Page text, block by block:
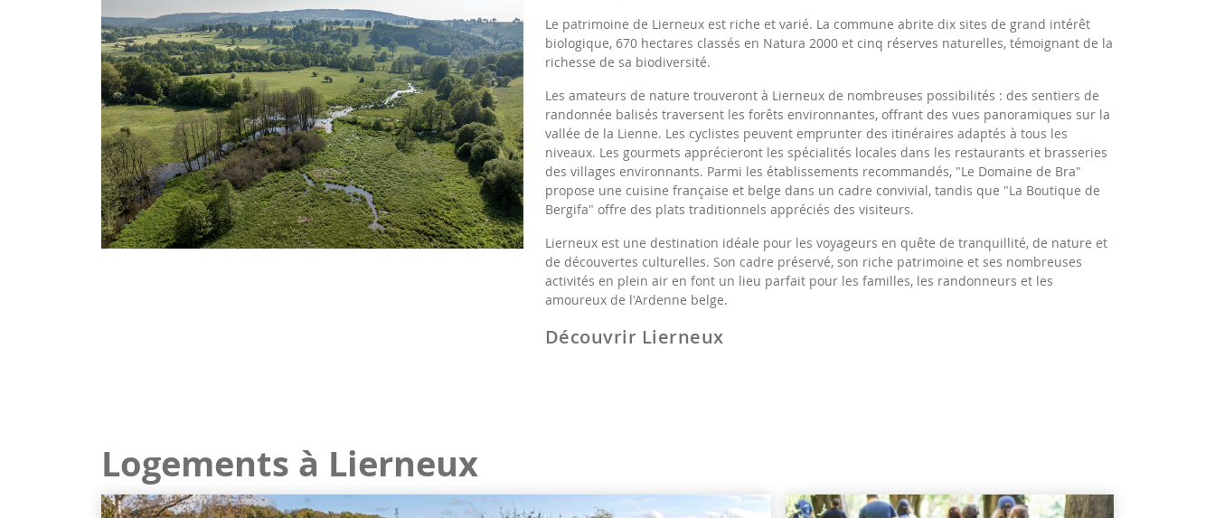
Le patrimoine de Lierneux est riche et varié. La commune abrite dix sites de grand intérêt
biologique, 670 hectares classés en Natura 2000 et cinq réserves naturelles, témoignant de la
richesse de sa biodiversité.
Les amateurs de nature trouveront à Lierneux de nombreuses possibilités : des sentiers de
randonnée balisés traversent les forêts environnantes, offrant des vues panoramiques sur la
vallée de la Lienne. Les cyclistes peuvent emprunter des itinéraires adaptés à tous les
niveaux. Les gourmets apprécieront les spécialités locales dans les restaurants et brasseries
des villages environnants. Parmi les établissements recommandés, "Le Domaine de Bra"
propose une cuisine française et belge dans un cadre convivial, tandis que "La Boutique de
Bergifa" offre des plats traditionnels appréciés des visiteurs.
Lierneux est une destination idéale pour les voyageurs en quête de tranquillité, de nature et
de découvertes culturelles. Son cadre préservé, son riche patrimoine et ses nombreuses
activités en plein air en font un lieu parfait pour les familles, les randonneurs et les
amoureux de l'Ardenne belge.
Découvrir Lierneux
Logements à Lierneux